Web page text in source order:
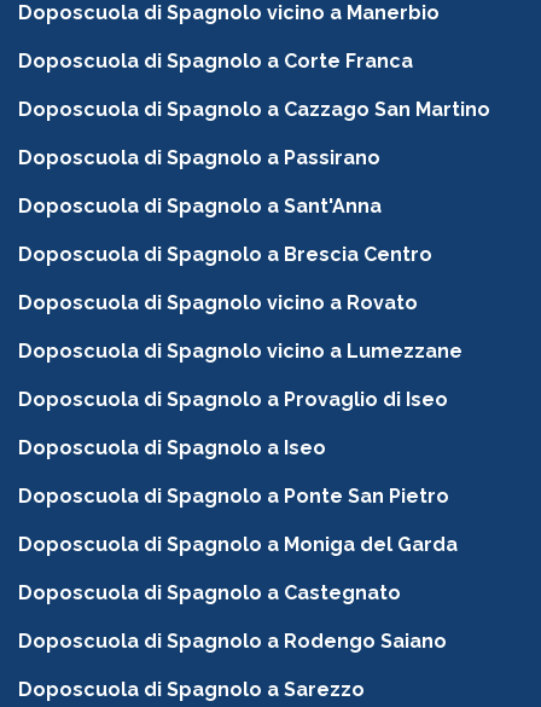
Doposcuola di Spagnolo vicino a Manerbio
Doposcuola di Spagnolo a Corte Franca
Doposcuola di Spagnolo a Cazzago San Martino
Doposcuola di Spagnolo a Passirano
Doposcuola di Spagnolo a Sant'Anna
Doposcuola di Spagnolo a Brescia Centro
Doposcuola di Spagnolo vicino a Rovato
Doposcuola di Spagnolo vicino a Lumezzane
Doposcuola di Spagnolo a Provaglio di Iseo
Doposcuola di Spagnolo a Iseo
Doposcuola di Spagnolo a Ponte San Pietro
Doposcuola di Spagnolo a Moniga del Garda
Doposcuola di Spagnolo a Castegnato
Doposcuola di Spagnolo a Rodengo Saiano
Doposcuola di Spagnolo a Sarezzo